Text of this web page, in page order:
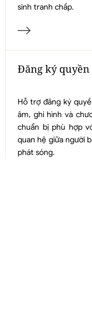
sinh tranh chấp.
Đăng ký
Hỗ trợ đăng ký
âm, ghi hình và
chuẩn bị phù hợp
quan hệ giữa người
phát sóng.